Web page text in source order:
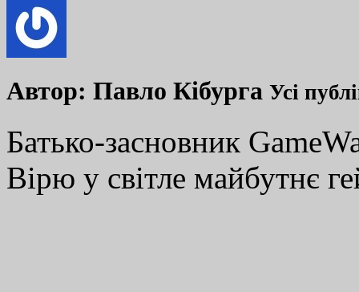
Автор: Павло Кібурга Усі
Батько-засновник
Вірю у світле майбутнє